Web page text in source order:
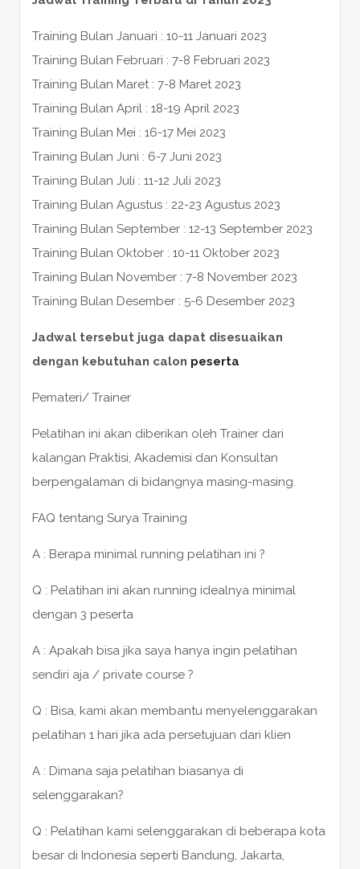
Training Bulan Januari : 10-11 Januari 2023
Training Bulan Februari : 7-8 Februari 2023
Training Bulan Maret : 7-8 Maret 2023
Training Bulan April : 18-19 April 2023
Training Bulan Mei : 16-17 Mei 2023
Training Bulan Juni : 6-7 Juni 2023
Training Bulan Juli : 11-12 Juli 2023
Training Bulan Agustus : 22-23 Agustus 2023
Training Bulan September : 12-13 September 2023
Training Bulan Oktober : 10-11 Oktober 2023
Training Bulan November : 7-8 November 2023
Training Bulan Desember : 5-6 Desember 2023
Jadwal tersebut juga dapat disesuaikan
dengan kebutuhan calon peserta
Pemateri/ Trainer
Pelatihan ini akan diberikan oleh Trainer dari
kalangan Praktisi, Akademisi dan Konsultan
berpengalaman di bidangnya masing-masing.
FAQ tentang Surya Training
A : Berapa minimal running pelatihan ini ?
Q : Pelatihan ini akan running idealnya minimal
dengan 3 peserta
A : Apakah bisa jika saya hanya ingin pelatihan
sendiri aja / private course ?
Q : Bisa, kami akan membantu menyelenggarakan
pelatihan 1 hari jika ada persetujuan dari klien
A : Dimana saja pelatihan biasanya di
selenggarakan?
Q : Pelatihan kami selenggarakan di beberapa kota
besar di Indonesia seperti Bandung, Jakarta,